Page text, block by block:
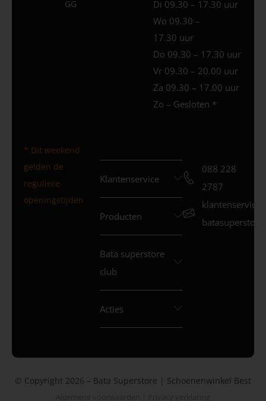
GG
Di 09.30 – 17.30 uur
Wo 09.30 –
17.30 uur
Do 09.30 – 17.30 uur
Vr 09.30 – 20.00 uur
Za 09.30 – 17.00 uur
Zo – Gesloten *
* Dit weekend
gelden de
reguliere
openingstijden
Klantenservice
Producten
Bata superstore
club
Acties
088 228
2787
© Copyright 2026 – Bata Superstore | Schoenenwinkel Best